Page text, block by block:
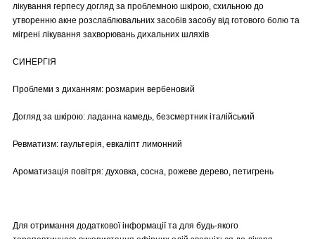
лікування герпесу догляд за проблемною шкірою, схильною до
утворенню акне розслаблювальних засобів засобу від готового болю та
мігрені лікування захворювань дихальних шляхів
СИНЕРГІЯ
Проблеми з диханням: розмарин вербеновий
Догляд за шкірою: ладанна камедь, безсмертник італійський
Ревматизм: гаультерія, евкаліпт лимонний
Ароматизація повітря: духовка, сосна, рожеве дерево, петигрень
Для отримання додаткової інформації та для будь-якого